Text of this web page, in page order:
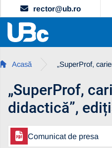
rector@ub.ro
Acasă „SuperProf,
„SuperProf,
didactică”,
Comunicat de presa